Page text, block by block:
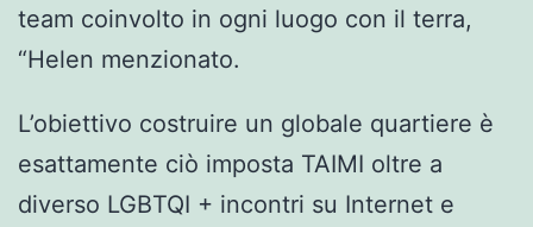
team coinvolto in ogni luogo con il terra,
“Helen menzionato.
L’obiettivo costruire un globale quartiere è
esattamente ciò imposta TAIMI oltre a
diverso LGBTQI + incontri su Internet e